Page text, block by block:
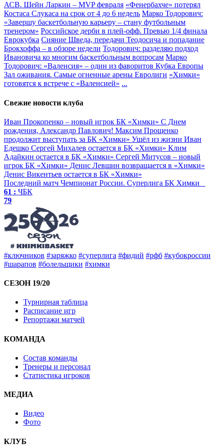
АСВ. Шейн Ларкин – MVP февраля «Фенербахче» потерял
Костаса Слукаса на срок от 4 до 6 недель Марко Тодорович:
«Завершу баскетбольную карьеру – стану футбольным
тренером» Российское дерби в плей-офф. Превью 1/4 финала
Еврокубка Сияние Шведа, передачи Теодосича и попадание
Брокхоффа – в обзоре недели Тодорович: разделяю подход
Ивановича ко многим баскетбольным вопросам Марко
Тодорович: «Валенсия» – один из фаворитов Кубка Европы
Зал оживания. Самые огненные арены Евролиги «Химки»
готовятся к встрече с «Валенсией» ...
Свежие новости клуба
Иван Прокопенко – новый игрок БК «Химки» С Днем
рождения, Александр Павлович! Максим Прощенко
продолжит выступать за БК «Химки» Ушёл из жизни Иван
Едешко Сергей Михалев остается в БК «Химки» Клим
Адайкин остается в БК «Химки» Сергей Митусов – новый
игрок БК «Химки» Денис Левшин возвращается в «Химки»
Денис Викентьев остается в БК «Химки»
Последний матч Чемпионат России. Суперлига БК Химки
61 : ЧБК
79
#ключников #заряжко #суперлига #фидий #рфб #кубокроссии
#шарапов #болельщики #химки
СЕЗОН 19/20
Турнирная таблица
Расписание игр
Репортажи матчей
КОМАНДА
Состав команды
Тренеры и персонал
Статистика игроков
МЕДИА
Видео
Фото
КЛУБ